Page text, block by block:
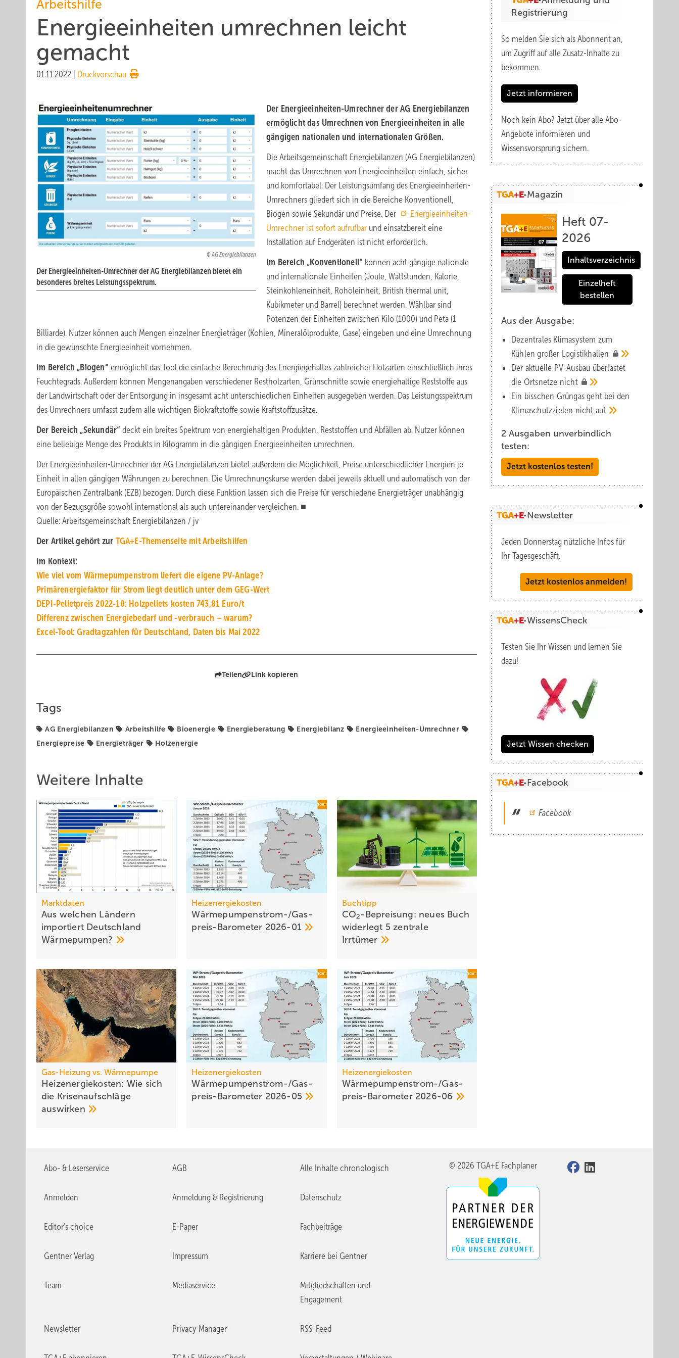
Arbeitshilfe
Energieeinheiten umrechnen leicht
gemacht
01.11.2022 Druckvorschau
AG Energiebilanzen
Der Energieeinheiten-Umrechner der AG Energiebilanzen bietet ein
besonderes breites Leistungsspektrum.
Der Energieeinheiten-Umrechner der AG Energiebilanzen
ermöglicht das Umrechnen von Energieeinheiten in alle
gängigen nationalen und internationalen Größen.
Die Arbeitsgemeinschaft Energiebilanzen (AG Energiebilanzen)
macht das Umrechnen von Energieeinheiten einfach, sicher
und komfortabel: Der Leistungsumfang des Energieeinheiten-
Umrechners gliedert sich in die Bereiche Konventionell,
Biogen sowie Sekundär und Preise. Der
Energieeinheiten-
Umrechner ist sofort aufrufbar und einsatzbereit eine
Installation auf Endgeräten ist nicht erforderlich.
Im Bereich „Konventionell“ können acht gängige nationale
und internationale Einheiten (Joule, Wattstunden, Kalorie,
Steinkohleneinheit, Rohöleinheit, British thermal unit,
Kubikmeter und Barrel) berechnet werden. Wählbar sind
Potenzen der Einheiten zwischen Kilo (1000) und Peta (1
Billiarde). Nutzer können auch Mengen einzelner Energieträger (Kohlen, Mineralölprodukte, Gase) eingeben und eine Umrechnung
in die gewünschte Energieeinheit vornehmen.
Im Bereich „Biogen“ ermöglicht das Tool die einfache Berechnung des Energiegehaltes zahlreicher Holzarten einschließlich ihres
Feuchtegrads. Außerdem können Mengenangaben verschiedener Restholzarten, Grünschnitte sowie energiehaltige Reststoffe aus
der Landwirtschaft oder der Entsorgung in insgesamt acht unterschiedlichen Einheiten ausgegeben werden. Das Leistungsspektrum
des Umrechners umfasst zudem alle wichtigen Biokraftstoffe sowie Kraftstoffzusätze.
Der Bereich „Sekundär“ deckt ein breites Spektrum von energiehaltigen Produkten, Reststoffen und Abfällen ab. Nutzer können
eine beliebige Menge des Produkts in Kilogramm in die gängigen Energieeinheiten umrechnen.
Der Energieeinheiten-Umrechner der AG Energiebilanzen bietet außerdem die Möglichkeit, Preise unterschiedlicher Energien je
Einheit in allen gängigen Währungen zu berechnen. Die Umrechnungskurse werden dabei jeweils aktuell und automatisch von der
Europäischen Zentralbank (EZB) bezogen. Durch diese Funktion lassen sich die Preise für verschiedene Energieträger unabhängig
von der Bezugsgröße sowohl international als auch untereinander vergleichen. ■
Quelle: Arbeitsgemeinschaft Energiebilanzen / jv
Der Artikel gehört zur TGA+E-Themenseite mit Arbeitshilfen
Im Kontext:
Wie viel vom Wärmepumpenstrom liefert die eigene PV-Anlage?
Primärenergiefaktor für Strom liegt deutlich unter dem GEG-Wert
DEPI-Pelletpreis 2022-10: Holzpellets kosten 743,81 Euro/t
Differenz zwischen Energiebedarf und -verbrauch – warum?
Excel-Tool: Gradtagzahlen für Deutschland, Daten bis Mai 2022
Teilen Link kopieren
Tags
AG Energiebilanzen Arbeitshilfe Bioenergie Energieberatung Energiebilanz
Energieeinheiten-Umrechner
Energiepreise
Energieträger Holzenergie
Weitere Inhalte
Marktdaten
Aus welchen Ländern
importiert Deutschland
Wärmepumpen?
Heizenergiekosten
Wärmepumpen­strom-/Gas­
preis-Baro­meter 2026-01
Buchtipp
CO2-Bepreisung: neues Buch
wider­legt 5 zent­rale
Irr­tümer
Gas-Heizung vs. Wärmepumpe
Heizenergiekosten: Wie sich
die Krisen­auf­schläge
auswirken
Heizenergiekosten
Wärmepumpen­strom-/Gas­
preis-Baro­meter 2026-05
Heizenergiekosten
Wärmepumpen­strom-/Gas­
preis-Baro­meter 2026-06
Registrierung
So melden Sie sich als Abonnent an,
um Zugriff auf alle Zusatz-Inhalte zu
bekommen.
Jetzt informieren
Noch kein Abo? Jetzt über alle Abo-
Angebote informieren und
Wissensvorsprung sichern.
Magazin
Heft 07-
2026
Inhaltsverzeichnis
Einzelheft
bestellen
Aus der Ausgabe:
Dezentrales Klimasystem zum
Kühlen großer Logistik­hallen
Der aktuelle PV-Ausbau über­lastet
die Orts­netze nicht
Ein bisschen Grüngas geht bei den
Klima­schutz­zielen nicht auf
2 Ausgaben unverbindlich
testen:
Jetzt kostenlos testen!
Newsletter
Jeden Donnerstag nützliche Infos für
Ihr Tagesgeschäft.
Jetzt kostenlos anmelden!
WissensCheck
Testen Sie Ihr Wissen und lernen Sie
dazu!
Jetzt Wissen checken
Facebook
Facebook
Abo- & Leserservice AGB Alle Inhalte chronologisch
Anmelden Anmeldung & Registrierung Datenschutz
Editor's choice E-Paper Fachbeiträge
Gentner Verlag Impressum Karriere bei Gentner
Team Mediaservice
Mitgliedschaften und
Engagement
Newsletter Privacy Manager RSS-Feed
© 2026 TGA+E Fachplaner